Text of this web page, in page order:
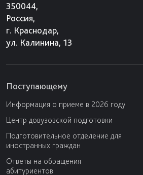
350044,
Россия,
г. Краснодар,
ул. Калинина, 13
Поступающему
Информация о приеме в 2026 году
Центр довузовской подготовки
Подготовительное отделение для
иностранных граждан
Ответы на обращения
абитуриентов